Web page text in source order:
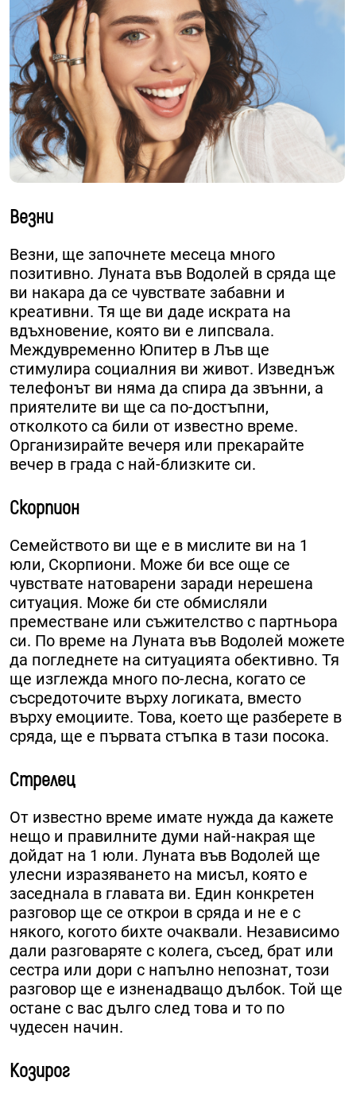
Везни
Везни, ще започнете месеца много
позитивно. Луната във Водолей в сряда ще
ви накара да се чувствате забавни и
креативни. Тя ще ви даде искрата на
вдъхновение, която ви е липсвала.
Междувременно Юпитер в Лъв ще
стимулира социалния ви живот. Изведнъж
телефонът ви няма да спира да звънни, а
приятелите ви ще са по-достъпни,
отколкото са били от известно време.
Организирайте вечеря или прекарайте
вечер в града с най-близките си.
Скорпион
Семейството ви ще е в мислите ви на 1
юли, Скорпиони. Може би все още се
чувствате натоварени заради нерешена
ситуация. Може би сте обмисляли
преместване или съжителство с партньора
си. По време на Луната във Водолей можете
да погледнете на ситуацията обективно. Тя
ще изглежда много по-лесна, когато се
съсредоточите върху логиката, вместо
върху емоциите. Това, което ще разберете в
сряда, ще е първата стъпка в тази посока.
Стрелец
От известно време имате нужда да кажете
нещо и правилните думи най-накрая ще
дойдат на 1 юли. Луната във Водолей ще
улесни изразяването на мисъл, която е
заседнала в главата ви. Един конкретен
разговор ще се открои в сряда и не е с
някого, когото бихте очаквали. Независимо
дали разговаряте с колега, съсед, брат или
сестра или дори с напълно непознат, този
разговор ще е изненадващо дълбок. Той ще
остане с вас дълго след това и то по
чудесен начин.
Козирог